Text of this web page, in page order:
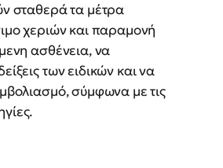
σταθερά τα μέτρα
χεριών και παραμονή
ασθένεια, να
των ειδικών και να
σύμφωνα με τις